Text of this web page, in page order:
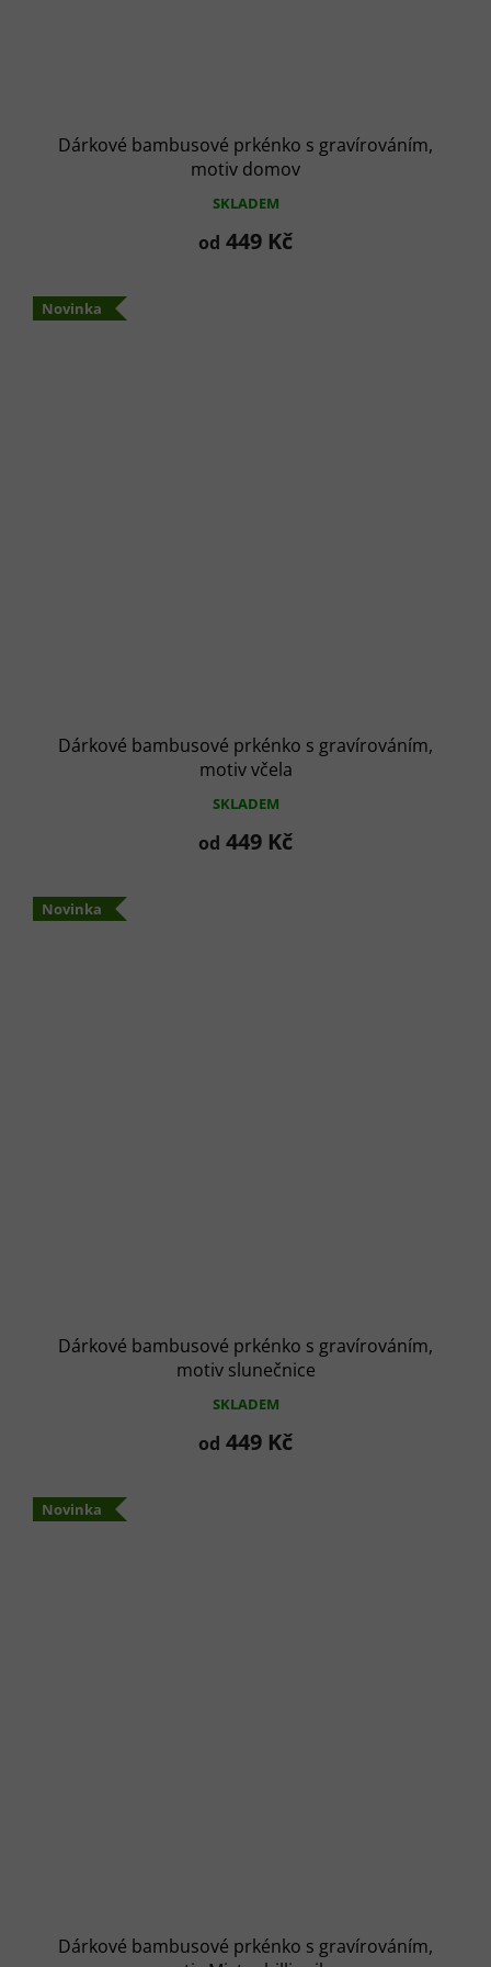
Dárkové bambusové prkénko s gravírováním,
motiv domov
SKLADEM
od 449 Kč
Novinka
Dárkové bambusové prkénko s gravírováním,
motiv včela
SKLADEM
od 449 Kč
Novinka
Dárkové bambusové prkénko s gravírováním,
motiv slunečnice
SKLADEM
od 449 Kč
Novinka
Dárkové bambusové prkénko s gravírováním,